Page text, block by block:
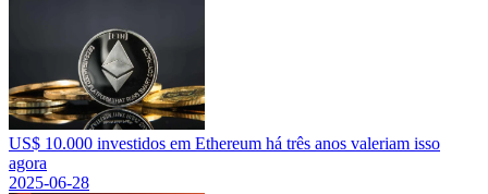
US$ 10.000 investidos em Ethereum há três anos valeriam isso
agora
2025-06-28